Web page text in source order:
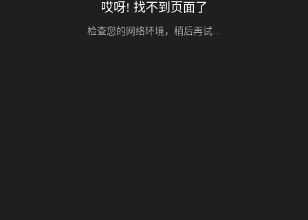
哎呀! 找不到页面了
检查您的网络环境，稍后再试...